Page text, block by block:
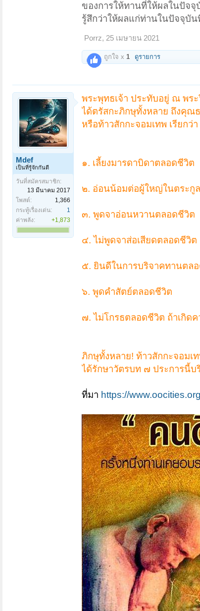
ของการให้ทานที่ให้ผลในปัจ
รู้สึกว่าให้ผลแก่ท่านในปัจจุบัน
Porrz, 25 เมษายน 2021
ถูกใจ x 1 ดูรายการ
Mdef
เป็นที่รู้จักกันดี
วันที่สมัครสมาชิก:
13 มีนาคม 2017
โพสต์:
1,366
กระทู้เรื่องเด่น:
1
ค่าพลัง:
+1,873
พระพุทธเจ้า ประทับอยู่ ณ พระ
ได้ตรัสกะภิกษุทั้งหลาย ถึงคุณ
หรือท้าวสักกะจอมเทพ เรียกว่
๑. เลี้ยงมารดาบิดาตลอดชีวิต
๒. อ่อนน้อมต่อผู้ใหญ่ในตระกู
๓. พูดจาอ่อนหวานตลอดชีวิต
๔. ไม่พูดจาส่อเสียดตลอดชีวิต
๕. ยินดีในการบริจาคทานตล
๖. พูดคำสัตย์ตลอดชีวิต
๗. ไม่โกรธตลอดชีวิต ถ้าเกิดค
ภิกษุทั้งหลาย! ท้าวสักกะจอมเ
ได้รักษาวัตรบท ๗ ประการนี้บ
ที่มา https://